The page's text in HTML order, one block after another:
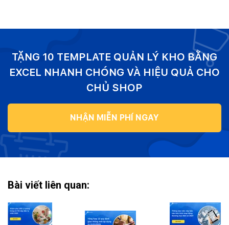
TẶNG 10 TEMPLATE QUẢN LÝ KHO BẰNG
EXCEL NHANH CHÓNG VÀ HIỆU QUẢ CHO
CHỦ SHOP
NHẬN MIỄN PHÍ NGAY
Bài viết liên quan: